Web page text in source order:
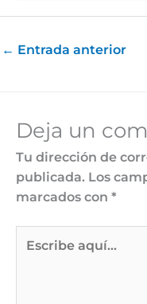
← Entrada anterior
Deja un
Tu dirección de
publicada. Los
marcados con *
aquí...